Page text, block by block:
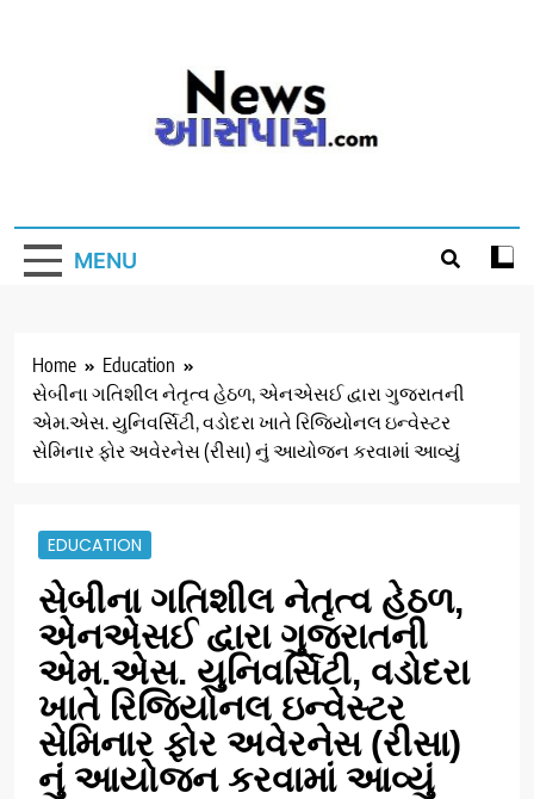
MENU
Home
Education
સેબીના ગતિશીલ નેતૃત્વ હેઠળ, એનએસઈ દ્વારા ગુજરાતની
એમ.એસ. યુનિવર્સિટી, વડોદરા ખાતે રિજિયોનલ ઇન્વેસ્ટર
સેમિનાર ફોર અવેરનેસ (રીસા) નું આયોજન કરવામાં આવ્યું
EDUCATION
સેબીના ગતિશીલ નેતૃત્વ હેઠળ,
એનએસઈ દ્વારા ગુજરાતની
એમ.એસ. યુનિવર્સિટી, વડોદરા
ખાતે રિજિયોનલ ઇન્વેસ્ટર
સેમિનાર ફોર અવેરનેસ (રીસા)
નું આયોજન કરવામાં આવ્યું